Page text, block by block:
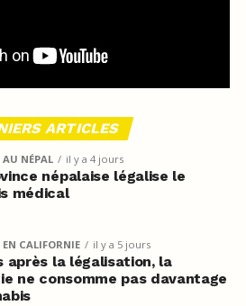
ARTICLES
NÉPAL il y a 4 jours
népalaise légalise le
médical
CALIFORNIE il y a 5 jours
après la légalisation, la
ne consomme pas davantage